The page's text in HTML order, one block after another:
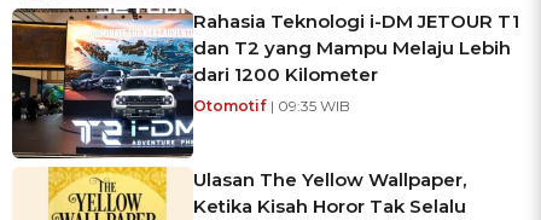
Rahasia Teknologi i-DM JETOUR T1
dan T2 yang Mampu Melaju Lebih
dari 1200 Kilometer
Otomotif | 09:35 WIB
Ulasan The Yellow Wallpaper,
Ketika Kisah Horor Tak Selalu